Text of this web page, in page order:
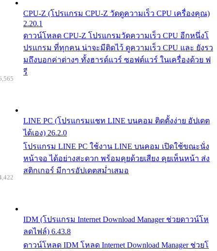
CPU-Z (โปรแกรม CPU-Z วัดดูความเร็ว CPU เครื่องคุณ)
2.20.1
ดาวน์โหลด CPU-Z โปรแกรมวัดความเร็ว CPU อีกหนึ่งโ
ปรแกรม ที่ทุกคน น่าจะมีติดไว้ ดูความเร็ว CPU และ ยังรว
มถึงบอกค่าต่างๆ ทั้งฮารด์แวร์ ซอฟต์แวร์ ในเครื่องด้วย ฟ
รี
LINE PC (โปรแกรมแชท LINE บนคอม ติดตั้งง่าย อัปเดต
ได้เอง) 26.2.0
โปรแกรม LINE PC ใช้งาน LINE บนคอม เปิดใช้ขณะนั่ง
หน้าจอ ได้อย่างสะดวก พร้อมคุยด้วยเสียง คุยเห็นหน้า ส่ง
สติกเกอร์ มีการอัปเดตสม่ำเสมอ
IDM (โปรแกรม Internet Download Manager ช่วยดาวน์โห
ลดไฟล์) 6.43.8
ดาวน์โหลด IDM โหลด Internet Download Manager ช่วยโ